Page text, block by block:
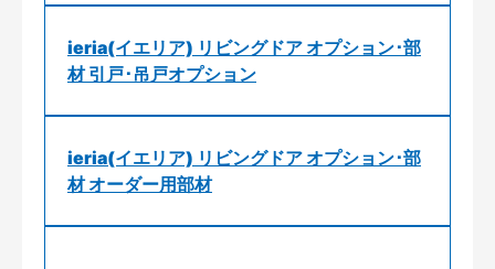
ieria(イエリア) リビングドア オプション･部
材 引戸･吊戸オプション
ieria(イエリア) リビングドア オプション･部
材 オーダー用部材